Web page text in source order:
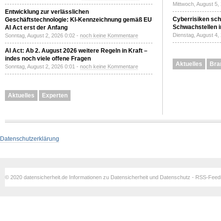
Entwicklung zur verlässlichen
Geschäftstechnologie: KI-Kennzeichnung gemäß EU
AI Act erst der Anfang
Sonntag, August 2, 2026 0:02 - noch keine Kommentare
AI Act: Ab 2. August 2026 weitere Regeln in Kraft –
indes noch viele offene Fragen
Sonntag, August 2, 2026 0:01 - noch keine Kommentare
Aktuelles Experten
Mittwoch, August
Cyberrisiken
Schwachstellen
Dienstag, August
Aktuelles
Datenschutzerklärung
© 2020 datensicherheit.de Informationen zu Datensicherheit und Datenschutz - RSS-